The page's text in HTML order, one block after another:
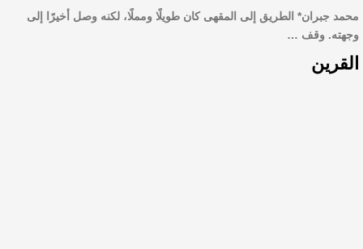
الروائي جابر محمد مدخلي: أحضر داخل رواياتي
محمد جبران* الطريق إلى المقهى كان طويلًا ومملًا، لكنه وصل أخيرًا إلى
وجهته. وقف …
القرين